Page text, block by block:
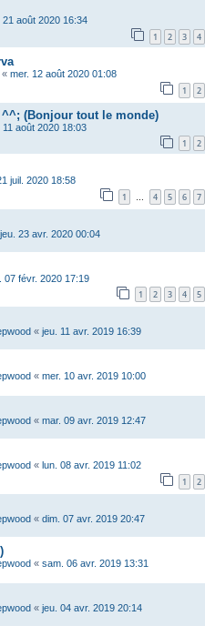
21 août 2020 16:34
1 2 3 4
« mer. 12 août 2020 01:08
1 2
(Bonjour tout le monde)
11 août 2020 18:03
1 2
juil. 2020 18:58
1 … 4 5 6 7
jeu. 23 avr. 2020 00:04
07 févr. 2020 17:19
1 2 3 4 5
« jeu. 11 avr. 2019 16:39
« mer. 10 avr. 2019 10:00
« mar. 09 avr. 2019 12:47
« lun. 08 avr. 2019 11:02
1 2
« dim. 07 avr. 2019 20:47
« sam. 06 avr. 2019 13:31
« jeu. 04 avr. 2019 20:14